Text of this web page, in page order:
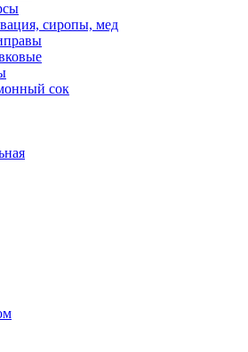
сиропы, мед
сок